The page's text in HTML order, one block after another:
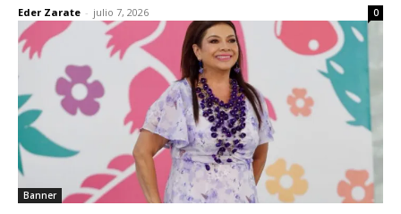
Eder Zarate - julio 7, 2026 0
Banner